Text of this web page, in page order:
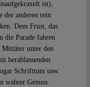
ist),
der anderen rein
Dem Frust, das
die Parade fahren
Mittäter unter den
herablassenden
Schrifttum usw.
wahrer Genuss.